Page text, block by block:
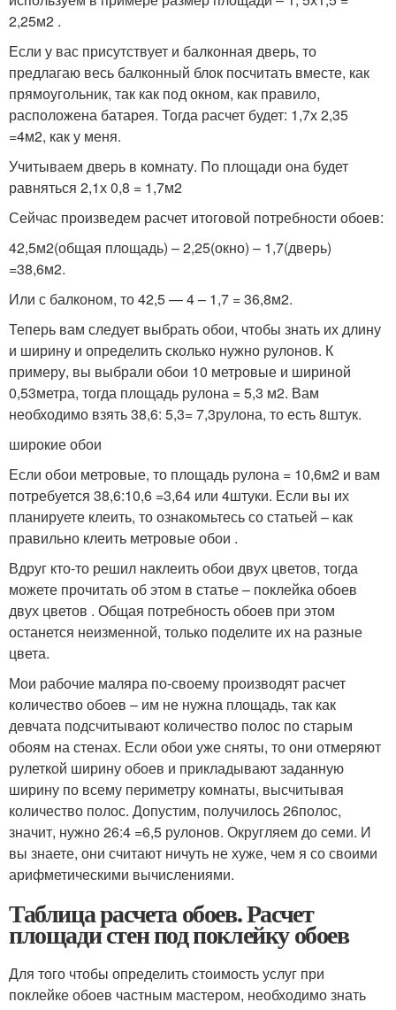
2,25м2 .
Если у вас присутствует и балконная дверь, то
предлагаю весь балконный блок посчитать вместе, как
прямоугольник, так как под окном, как правило,
расположена батарея. Тогда расчет будет: 1,7х 2,35
=4м2, как у меня.
Учитываем дверь в комнату. По площади она будет
равняться 2,1х 0,8 = 1,7м2
Сейчас произведем расчет итоговой потребности обоев:
42,5м2(общая площадь) – 2,25(окно) – 1,7(дверь)
=38,6м2.
Или с балконом, то 42,5 — 4 – 1,7 = 36,8м2.
Теперь вам следует выбрать обои, чтобы знать их длину
и ширину и определить сколько нужно рулонов. К
примеру, вы выбрали обои 10 метровые и шириной
0,53метра, тогда площадь рулона = 5,3 м2. Вам
необходимо взять 38,6: 5,3= 7,3рулона, то есть 8штук.
широкие обои
Если обои метровые, то площадь рулона = 10,6м2 и вам
потребуется 38,6:10,6 =3,64 или 4штуки. Если вы их
планируете клеить, то ознакомьтесь со статьей – как
правильно клеить метровые обои .
Вдруг кто-то решил наклеить обои двух цветов, тогда
можете прочитать об этом в статье – поклейка обоев
двух цветов . Общая потребность обоев при этом
останется неизменной, только поделите их на разные
цвета.
Мои рабочие маляра по-своему производят расчет
количество обоев – им не нужна площадь, так как
девчата подсчитывают количество полос по старым
обоям на стенах. Если обои уже сняты, то они отмеряют
рулеткой ширину обоев и прикладывают заданную
ширину по всему периметру комнаты, высчитывая
количество полос. Допустим, получилось 26полос,
значит, нужно 26:4 =6,5 рулонов. Округляем до семи. И
вы знаете, они считают ничуть не хуже, чем я со своими
арифметическими вычислениями.
Таблица расчета обоев. Расчет
площади стен под поклейку обоев
Для того чтобы определить стоимость услуг при
поклейке обоев частным мастером, необходимо знать